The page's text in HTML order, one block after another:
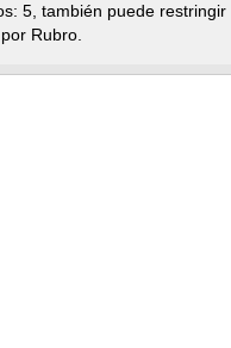
5, también puede
Rubro.